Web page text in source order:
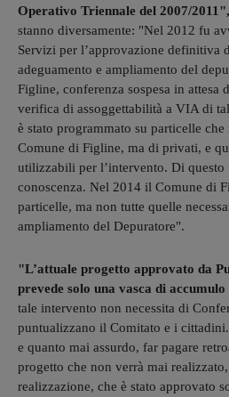
Operativo Triennale del 2007/2011",
stanno diversamente: "Nel 2012 fu
Servizi per l’approvazione definitiva
adeguamento e ampliamento del
Figline, conferenza sospesa in attesa
verifica di assoggettabilità a VIA di
è stato programmato su particelle
Comune di Figline, ma di privati, e
utilizzabili per l’intervento. Di questo
conoscenza. Nel 2014 il Comune di
particelle, ma non tutte quelle
ampliamento del Depuratore".
"L’attuale progetto approvato da
prevede solo una vasca di
tale intervento non necessita di
puntualizzano il Comitato e i
e quanto mai assurdo, far pagare
progetto che non verrà mai
realizzazione, che è stato approvato